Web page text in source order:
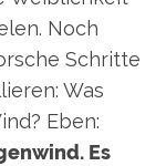
Noch
Schritte
Was
Eben:
Es